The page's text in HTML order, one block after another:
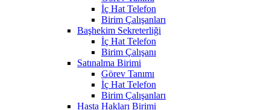
İç Hat Telefon
Birim Çalışanları
Başhekim Sekreterliği
İç Hat Telefon
Birim Çalışanı
Satınalma Birimi
Görev Tanımı
İç Hat Telefon
Birim Çalışanları
Hasta Hakları Birimi